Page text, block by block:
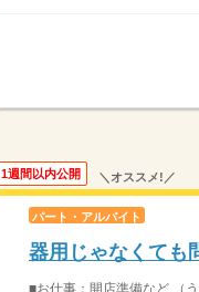
1週間以内公開 ＼オススメ!／
パート・アルバイト
器用じゃなくても